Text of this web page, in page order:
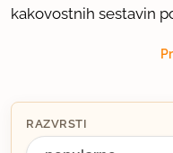
kakovostnih sestavin
Zgodovina sladoleda
poznamo danes, pa
zamrzovalnih tehnik
Med najbolj